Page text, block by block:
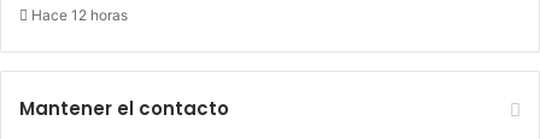
Hace 12 horas
Mantener el contacto